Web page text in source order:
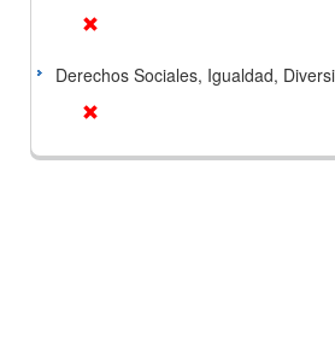
Derechos Sociales, Igualdad,